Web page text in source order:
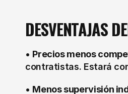
DESVENTAJAS
• Precios menos
contratistas. Estará
• Menos supervisión